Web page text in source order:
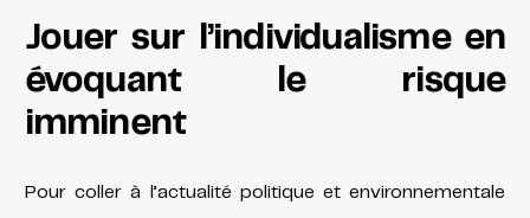
Jouer sur l’individualisme en
évoquant le risque
imminent
Pour coller à l’actualité politique et environnementale